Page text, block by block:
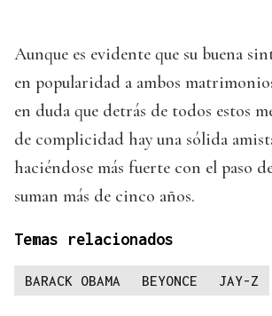
Aunque es evidente que su buena
en popularidad a ambos
en duda que detrás de todos estos
de complicidad hay una sólida
haciéndose más fuerte con el paso
suman más de cinco años.
Temas relacionados
BARACK OBAMA BEYONCE JAY-Z